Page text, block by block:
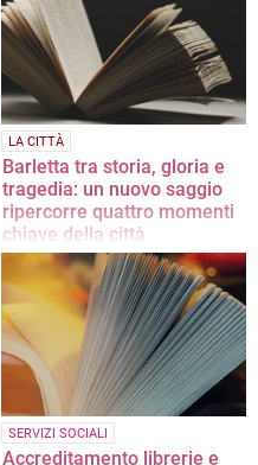
LA CITTÀ
Barletta tra storia, gloria e
tragedia: un nuovo saggio
ripercorre quattro momenti
chiave della città
Il nuovo libro di Francesco Pinto
intitolato "Di Sangue e d’Oro. Quattro
tappe nella storia di Barletta”
SERVIZI SOCIALI
Accreditamento librerie e